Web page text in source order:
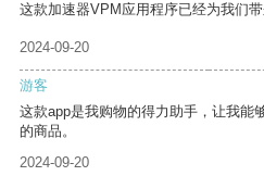
这款加速器VPM应用程序已经为我们
2024-09-20
游客
这款app是我购物的得力助手，让我能
的商品。
2024-09-20